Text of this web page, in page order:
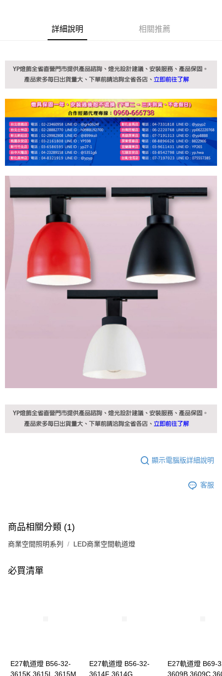
詳細說明 相關推薦
顯示電腦版詳細說明
客服
商品相關分類 (1)
商業空間照明系列 LED商業空間軌道燈
必買清單
E27軌道燈 B56-32-
3615K 3615L 3615M
E27軌道燈 B56-32-
3614F 3614G
E27軌道燈 B69-
3609B 3609C